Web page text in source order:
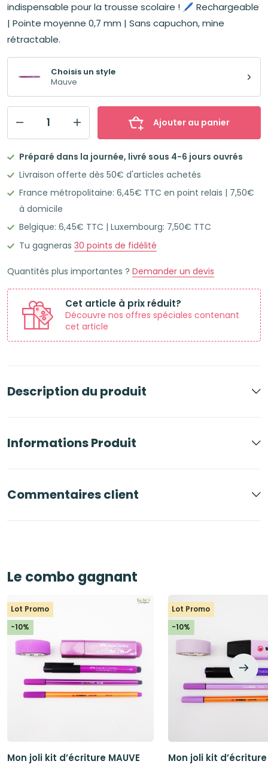
indispensable pour la trousse scolaire ! 🖊️ Rechargeable
| Pointe moyenne 0,7 mm | Sans capuchon, mine
rétractable.
Choisis un style
Mauve
PILOT
FriXion
Ball
Clicker
Stylo
roller
pointe
moyenne
Mauve
Ajouter au panier
Préparé dans la journée, livré sous 4-6 jours ouvrés
Livraison offerte dès 50€ d'articles achetés
France métropolitaine: 6,45€ TTC en point relais | 7,50€
à domicile
Belgique: 6,45€ TTC | Luxembourg: 7,50€ TTC
Tu gagneras 30 points de fidélité
Quantités plus importantes ? Demander un devis
Cet article à prix réduit?
Découvre nos offres spéciales contenant
cet article
Description du produit
Informations Produit
Commentaires client
Le combo gagnant
Lot Promo
-10%
Mon joli kit d’écriture MAUVE
Lot Promo
-10%
Mon joli kit d’écriture